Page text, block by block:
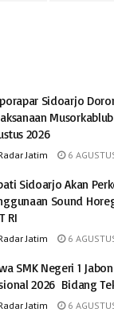
Sidoarjo
2026
Jatim 6
Sidoarjo Akan
Sound
RI
Jatim 6
SMK Negeri 1
2026 Bidang
Jatim 6